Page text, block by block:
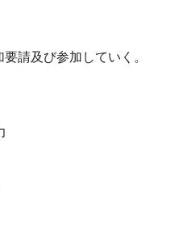
請及び参加していく。